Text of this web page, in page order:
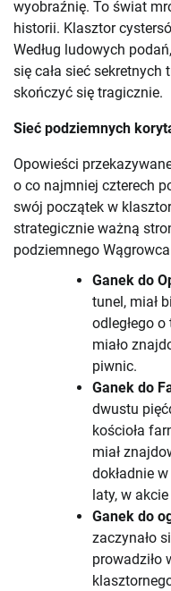
wyobraźnię. To świat
historii. Klasztor
Według ludowych
się cała sieć sekretnych
skończyć się tragicznie.
Sieć podziemnych
Opowieści
o co najmniej czterech
swój początek w
strategicznie ważną
podziemnego
Ganek do
tunel, miał
odległego
miało
piwnic.
Ganek do
dwustu
kościoła
miał
dokładnie
laty, w
Ganek do
zaczynało
prowadziło